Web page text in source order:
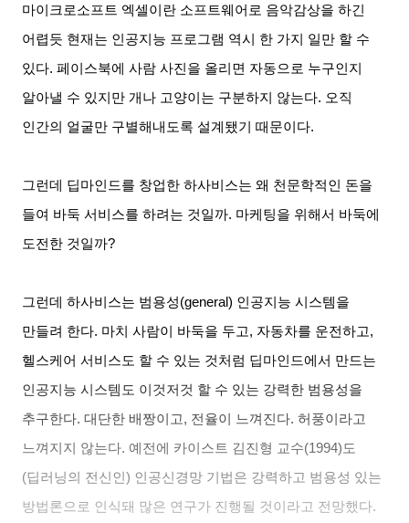
마이크로소프트 엑셀이란 소프트웨어로 음악감상을 하긴
어렵듯 현재는 인공지능 프로그램 역시 한 가지 일만 할 수
있다.페이스북에 사람 사진을 올리면 자동으로 누구인지
알아낼 수 있지만 개나 고양이는 구분하지 않는다. 오직
인간의 얼굴만 구별해내도록 설계됐기 때문이다.
그런데 딥마인드를 창업한 하사비스는 왜 천문학적인 돈을
들여 바둑 서비스를 하려는 것일까. 마케팅을 위해서 바둑에
도전한 것일까?
그런데 하사비스는 범용성(general) 인공지능 시스템을
만들려 한다. 마치 사람이 바둑을 두고, 자동차를 운전하고,
헬스케어 서비스도 할 수 있는 것처럼 딥마인드에서 만드는
인공지능 시스템도 이것저것 할 수 있는 강력한 범용성을
추구한다.대단한 배짱이고, 전율이 느껴진다.허풍이라고
느껴지지 않는다. 예전에 카이스트 김진형 교수(1994)도
(딥러닝의 전신인) 인공신경망 기법은 강력하고 범용성 있는
방법론으로 인식돼 많은 연구가 진행될 것이라고 전망했다.